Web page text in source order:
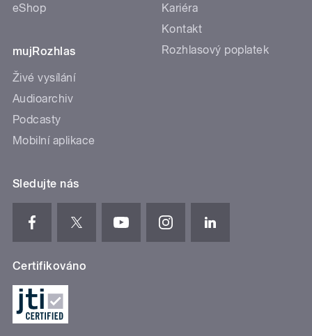
eShop
mujRozhlas
Živé vysílání
Audioarchiv
Podcasty
Mobilní aplikace
Kariéra
Kontakt
Rozhlasový poplatek
Sledujte nás
Certifikováno